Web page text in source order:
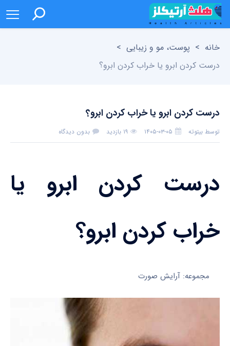
خانه > پوست، مو و زیبایی >
درست کردن ابرو یا خراب کردن ابرو؟
درست کردن ابرو یا خراب کردن ابرو؟
توسط بیتوته ۱۴۰۵-۰۳-۰۵ ۱۹ بازدید بدون دیدگاه
درست کردن ابرو یا
خراب کردن ابرو؟
مجموعه: آرایش صورت